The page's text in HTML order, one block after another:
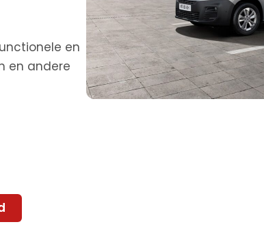
en
en andere